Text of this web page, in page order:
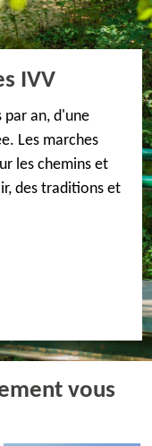
IVV
an, d'une
Les marches
les chemins et
des traditions et
vous